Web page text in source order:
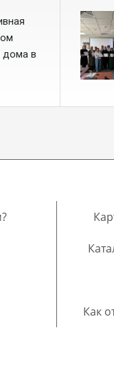
дома в
Как